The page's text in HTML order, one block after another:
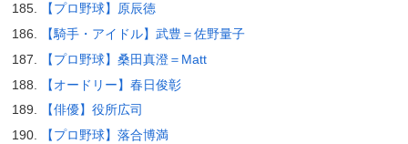
【プロ野球】原辰徳
【騎手・アイドル】武豊＝佐野量子
【プロ野球】桑田真澄＝Matt
【オードリー】春日俊彰
【俳優】役所広司
【プロ野球】落合博満